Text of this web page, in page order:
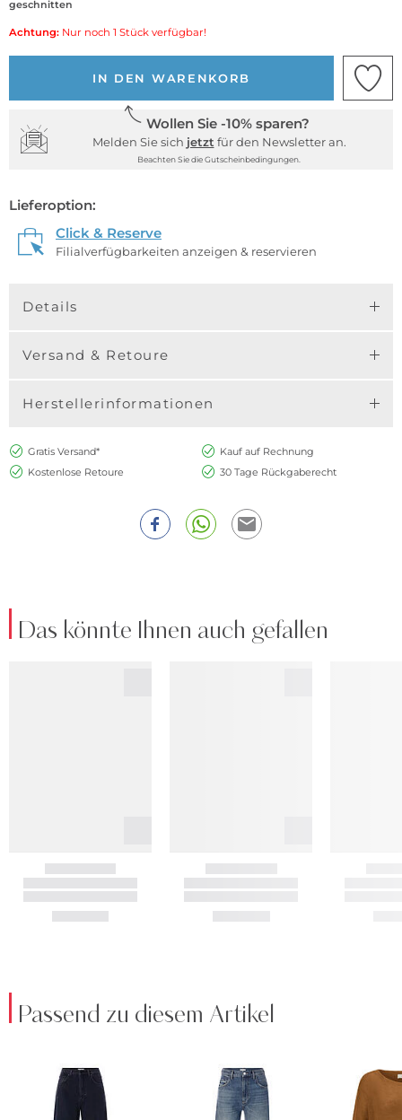
geschnitten
Achtung: Nur noch 1 Stück verfügbar!
IN DEN WARENKORB
Wollen Sie -10% sparen?
Melden Sie sich jetzt für den Newsletter an.
Beachten Sie die Gutscheinbedingungen.
Lieferoption:
Click & Reserve
Filialverfügbarkeiten anzeigen & reservieren
Details
Versand & Retoure
Herstellerinformationen
Gratis Versand*
Kauf auf Rechnung
Kostenlose Retoure
30 Tage Rückgaberecht
Das könnte Ihnen auch gefallen
Passend zu diesem Artikel